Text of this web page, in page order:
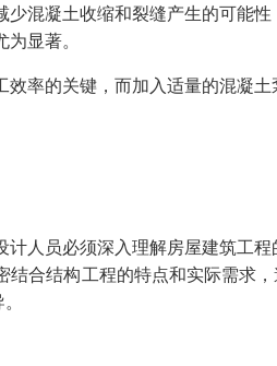
混凝土收缩和裂缝产生的可能
显著。
率的关键，而加入适量的混凝
人员必须深入理解房屋建筑工
合结构工程的特点和实际需求